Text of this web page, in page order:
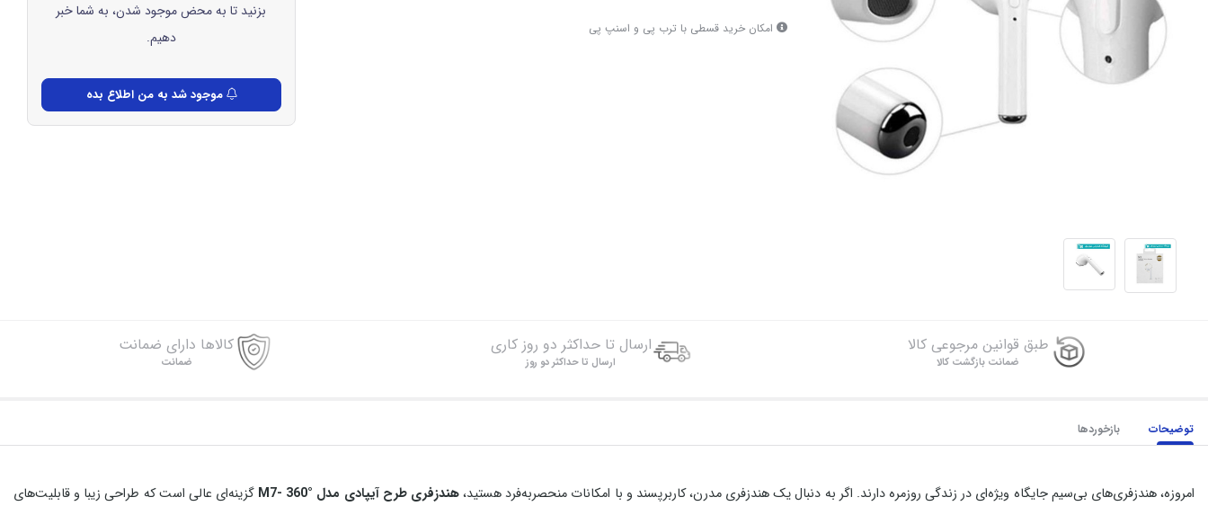
امکان خرید قسطی با ترب پی و اسنپ پی
بزنید تا به محض موجود شدن، به شما خبر
دهیم.
موجود شد به من اطلاع بده
طبق قوانین مرجوعی کالا
ضمانت بازگشت کالا
ارسال تا حداکثر دو روز کاری
ارسال تا حداکثر دو روز
کالاها دارای ضمانت
ضمانت
توضیحات بازخوردها
امروزه، هندزفری‌های بی‌سیم جایگاه ویژه‌ای در زندگی روزمره دارند. اگر به دنبال یک هندزفری مدرن، کاربرپسند و با امکانات منحصربه‌فرد هستید،هندزفری طرح آیپادی مدل M7- 360°
گزینه‌ای عالی است که طراحی زیبا و قابلیت‌های